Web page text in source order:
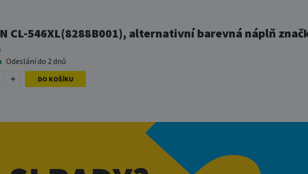
CL-546XL(8288B001), alternativní barevná náplň
Odeslání do 2 dnů
DO KOŠÍKU